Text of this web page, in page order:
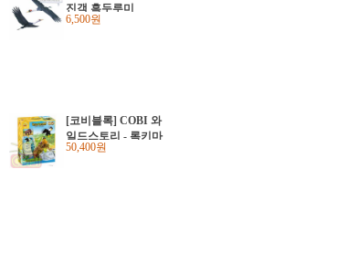
진객 흑두루미
6,500원
[코비블록] COBI 와
일드스토리 - 록키마
운틴 (#22221)
50,400원